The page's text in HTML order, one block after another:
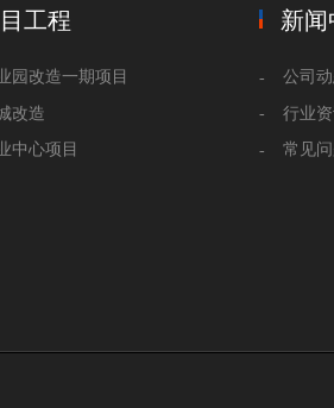
工程
园改造一期项目
改造
中心项目
新闻
公司
行业
常见